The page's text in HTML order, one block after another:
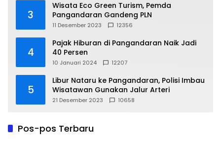
3
Wisata Eco Green Turism, Pemda
Pangandaran Gandeng PLN
11 Desember 2023 12356
4
Pajak Hiburan di Pangandaran Naik Jadi
40 Persen
10 Januari 2024 12207
5
Libur Nataru ke Pangandaran, Polisi Imbau
Wisatawan Gunakan Jalur Arteri
21 Desember 2023 10658
Pos-pos Terbaru